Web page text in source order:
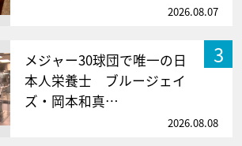
2026.08.07
3
メジャー30球団で唯一の日
本人栄養士 ブルージェイ
ズ・岡本和真…
2026.08.08